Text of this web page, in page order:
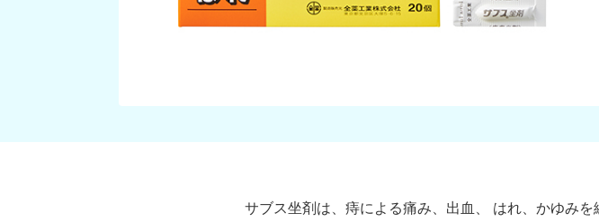
サブス坐剤は、痔による痛み、出血、 はれ、かゆみを